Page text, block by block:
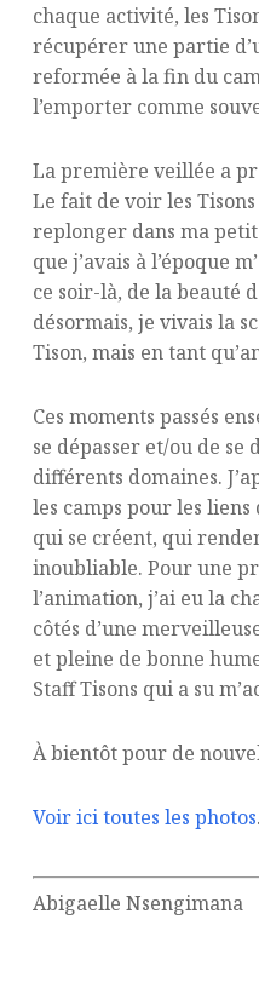
chaque activité, les
récupérer une partie
reformée à la fin du
l’emporter comme
La première veillée a
Le fait de voir les
replonger dans ma
que j’avais à l’époque
ce soir-là, de la beauté
désormais, je vivais la
Tison, mais en tant
Ces moments passés
se dépasser et/ou de se
différents domaines.
les camps pour les liens
qui se créent, qui
inoubliable. Pour une
l’animation, j’ai eu la
côtés d’une
et pleine de bonne
Staff Tisons qui a su
À bientôt pour de
Voir ici toutes les photos.
Abigaelle Nsengimana